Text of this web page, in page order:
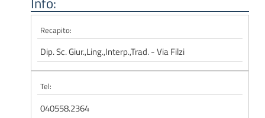
Recapito:
Dip. Sc. Giur.,Ling.,Interp.,Trad. - Via Filzi
Tel:
040558.2364